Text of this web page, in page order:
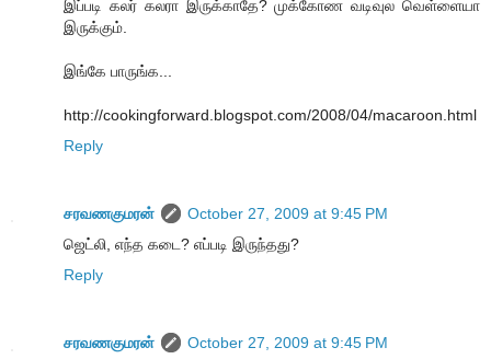
இப்படி கலர் கலரா இருக்காதே? முக்கோண வடிவுல வெள்ளையா
இருக்கும்.
இங்கே பாருங்க...
http://cookingforward.blogspot.com/2008/04/macaroon.html
Reply
சரவணகுமரன்
October 27, 2009 at 9:45 PM
ஜெட்லி, எந்த கடை? எப்படி இருந்தது?
Reply
சரவணகுமரன் October 27, 2009 at 9:45 PM